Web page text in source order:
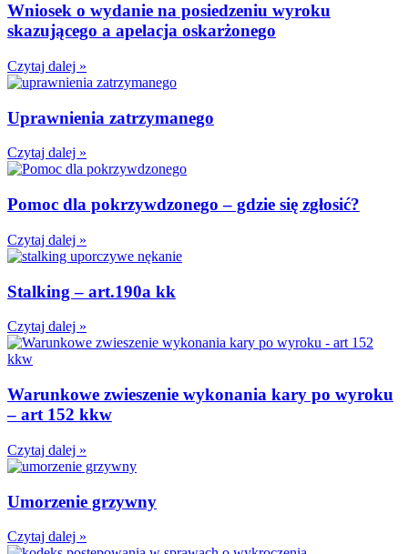
Wniosek o wydanie na posiedzeniu wyroku
skazującego a apelacja oskarżonego
Czytaj dalej »
Uprawnienia zatrzymanego
Czytaj dalej »
Pomoc dla pokrzywdzonego – gdzie się zgłosić?
Czytaj dalej »
Stalking – art.190a kk
Czytaj dalej »
Warunkowe zwieszenie wykonania kary po wyroku
– art 152 kkw
Czytaj dalej »
Umorzenie grzywny
Czytaj dalej »